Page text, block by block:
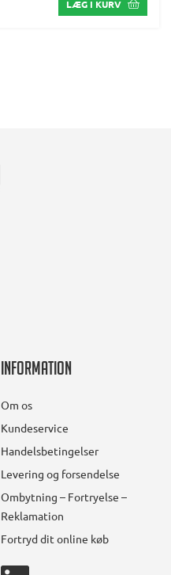
LÆG I KURV
Information
Om os
Kundeservice
Handelsbetingelser
Levering og forsendelse
Ombytning – Fortryelse –
Reklamation
Fortryd dit online køb